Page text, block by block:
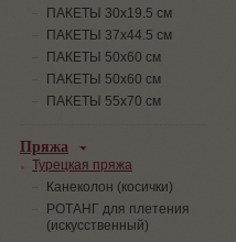
ПАКЕТЫ 30х19.5 см
ПАКЕТЫ 37х44.5 см
ПАКЕТЫ 50х60 см
ПАКЕТЫ 50х60 см
ПАКЕТЫ 55х70 см
Пряжа
Турецкая пряжа
Канеколон (косички)
РОТАНГ для плетения
(искусственный)